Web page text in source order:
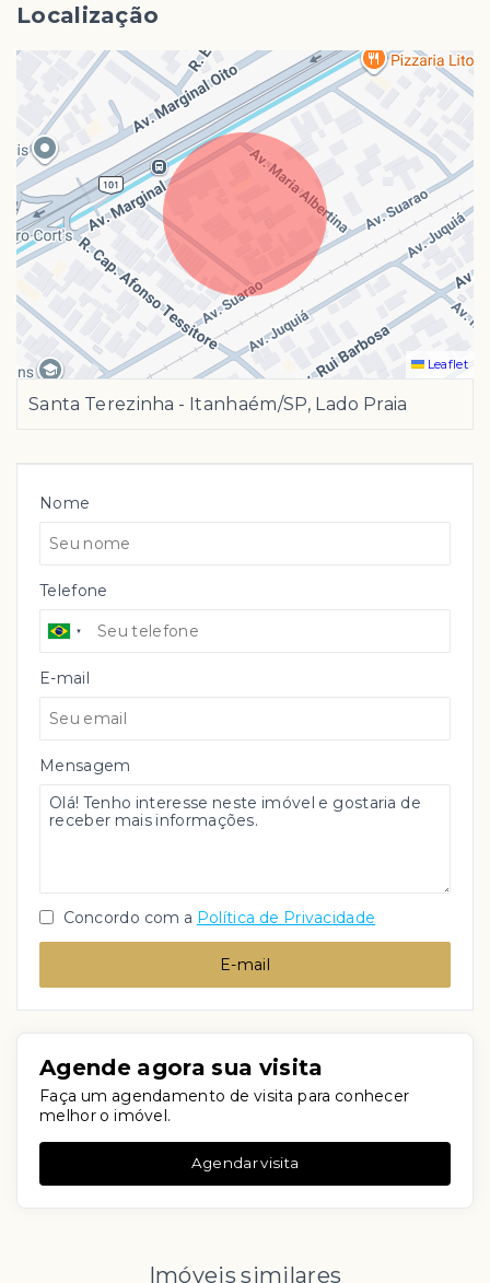
Nome
Telefone
E-mail
Mensagem
Concordo com a Política de Privacidade
E-mail
Agende agora sua visita
Faça um agendamento de visita para conhecer
melhor o imóvel.
Agendar visita
Localização
Leaflet
Santa Terezinha - Itanhaém/SP, Lado Praia
Imóveis similares